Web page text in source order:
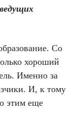
Со
хороший
Именно за
И, к тому
этим еще